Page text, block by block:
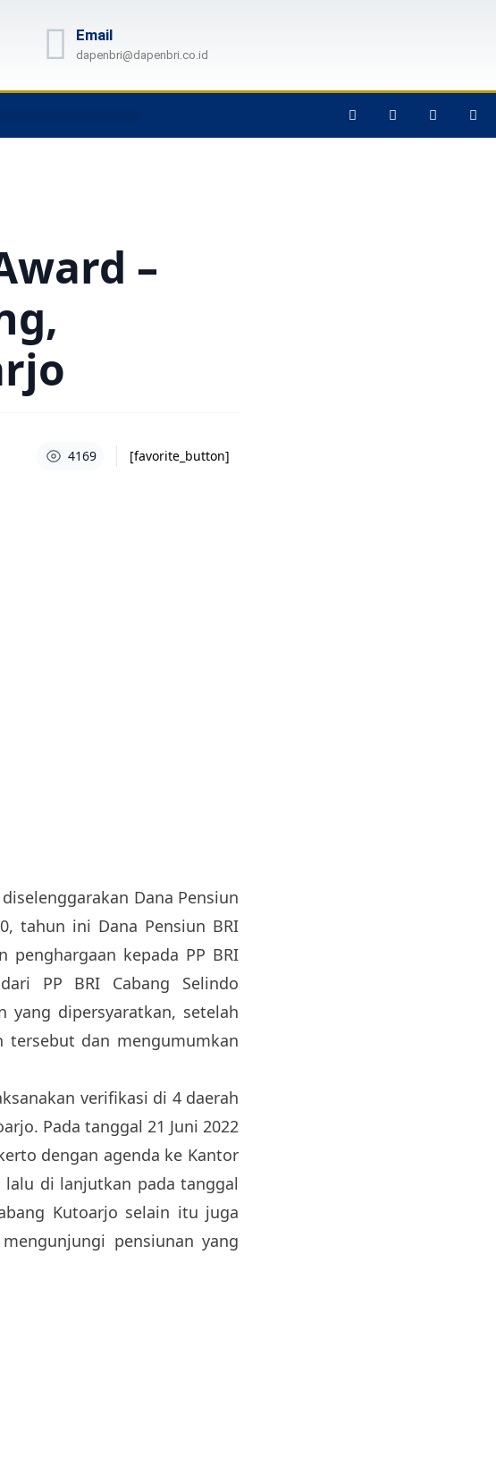
Email
dapenbri@dapenbri.co.id
–
4169 [favorite_button]
Dana Pensiun
tahun ini Dana Pensiun BRI
kepada PP BRI
PP BRI Cabang Selindo
yang dipersyaratkan, setelah
tersebut dan mengumumkan
verifikasi di 4 daerah
Pada tanggal 21 Juni 2022
dengan agenda ke Kantor
lalu di lanjutkan pada tanggal
Kutoarjo selain itu juga
pensiunan yang